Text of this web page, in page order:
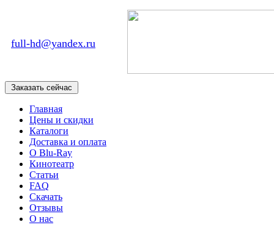
full-hd@yandex.ru
Главная
Цены и скидки
Каталоги
Доставка и оплата
О Blu-Ray
Кинотеатр
Статьи
FAQ
Скачать
Отзывы
О нас